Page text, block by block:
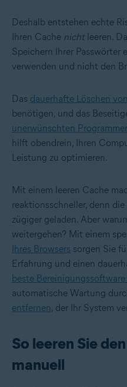
Deshalb entstehen echte
Ihren Cache nicht leeren.
Speichern Ihrer Passwörter
verwenden und nicht den
Das dauerhafte Löschen
benötigen, und das
unerwünschten
hilft obendrein, Ihren
Leistung zu optimieren.
Mit einem leeren Cache
reaktionsschneller, denn
zügiger geladen. Aber
weitergehen? Mit einem
Ihres Browsers sorgen Sie
Erfahrung und einen
beste
automatische Wartung
entfernen , der Ihr System
So leeren Sie
manuell